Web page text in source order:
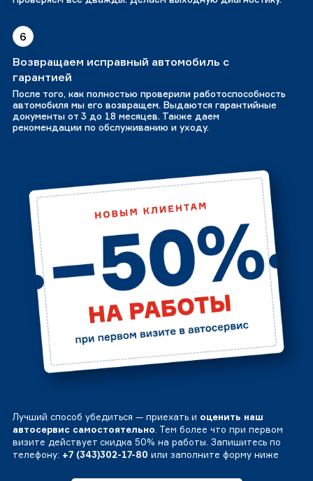
6
Возвращаем исправный автомобиль с
гарантией
После того, как полностью проверили работоспособность
автомобиля мы его возвращем. Выдаются гарантийные
документы от 3 до 18 месяцев. Также даем
рекомендации по обслуживанию и уходу.
Лучший способ убедиться — приехать и оценить наш
автосервис самостоятельно. Тем более что при первом
визите действует скидка 50% на работы. Запишитесь по
телефону: +7 (343)302-17-80 или заполните форму ниже